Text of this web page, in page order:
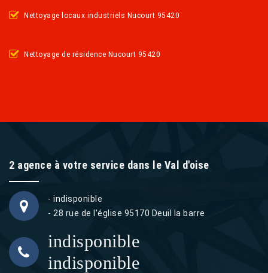
Nettoyage locaux industriels Nucourt 95420
Nettoyage de résidence Nucourt 95420
2 agence à votre service dans le Val d'oise
- indisponible
- 28 rue de l'église 95170 Deuil la barre
indisponible
indisponible